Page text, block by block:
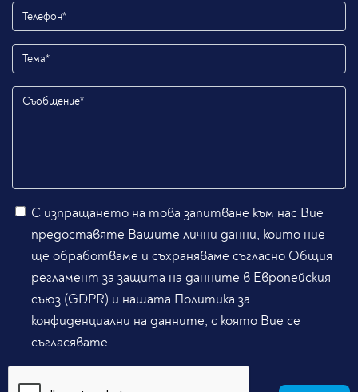
С изпращането на това запитване към нас Вие
предоставяте Вашите лични данни, които ние
ще обработваме и съхраняваме съгласно Общия
регламент за защита на данните в Европейския
съюз (GDPR) и нашата Политика за
конфиденциални на данните, с която Вие се
съгласявате